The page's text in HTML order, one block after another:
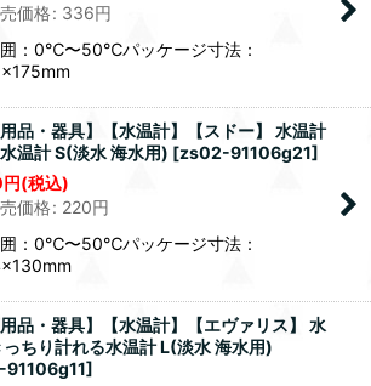
価格: 336円
：0℃〜50℃パッケージ寸法：
用品・器具】【水温計】【スドー】 水温計
温計 S(淡水 海水用) [zs02-91106g21]
円(税込)
価格: 220円
：0℃〜50℃パッケージ寸法：
用品・器具】【水温計】【エヴァリス】 水
っちり計れる水温計 L(淡水 海水用)
]